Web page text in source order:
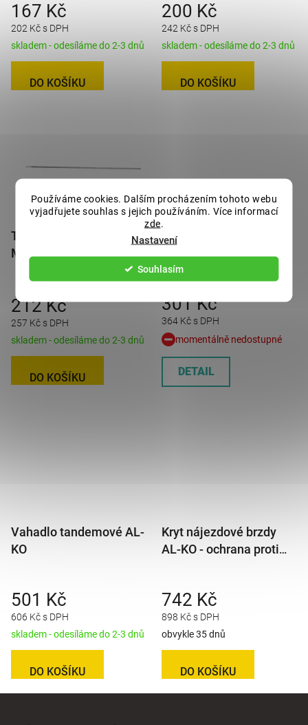
Používáme cookies. Dalším procházením tohoto webu
vyjadřujete souhlas s jejich používáním. Více informací
zde
Nastavení
Souhlasím
202 Kč s DPH
167 Kč
skladem - odesíláme do 2-3 dnů
DO KOŠÍKU
242 Kč s DPH
200 Kč
skladem - odesíláme do 2-3 dnů
DO KOŠÍKU
Táhlo brzdové
M10x2700 mm, 4.6, zn
257 Kč s DPH
212 Kč
skladem - odesíláme do 2-3 dnů
DO KOŠÍKU
Táhlo brzdové
M10x3000 mm
364 Kč s DPH
301 Kč
momentálně nedostupné
DETAIL
Vahadlo tandemové AL-
KO
606 Kč s DPH
501 Kč
skladem - odesíláme do 2-3 dnů
DO KOŠÍKU
Kryt nájezdové brzdy
AL-KO - ochrana proti
898 Kč s DPH
742 Kč
obvykle 35 dnů
DO KOŠÍKU